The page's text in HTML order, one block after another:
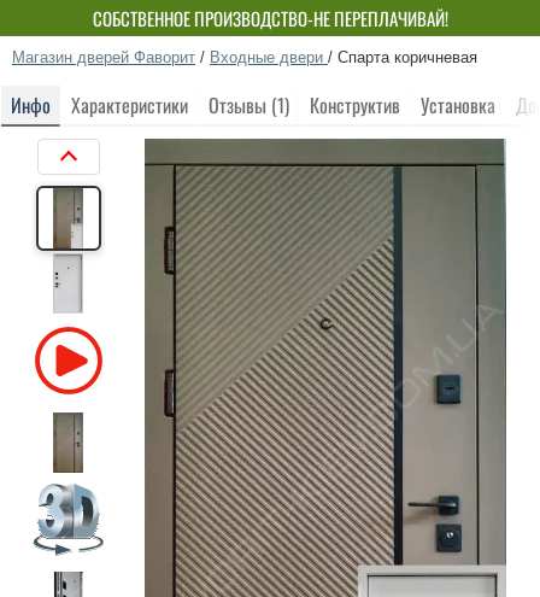
СОБСТВЕННОЕ ПРОИЗВОДСТВО-НЕ ПЕРЕПЛАЧИВАЙ!
Магазин дверей Фаворит / Входные двери / Спарта коричневая
Инфо Характеристики Отзывы (1) Конструктив Установка